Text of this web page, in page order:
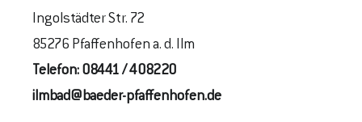
Ingolstädter Str. 72
85276 Pfaffenhofen a. d. Ilm
Telefon: 08441 / 408220
ilmbad@baeder-pfaffenhofen.de